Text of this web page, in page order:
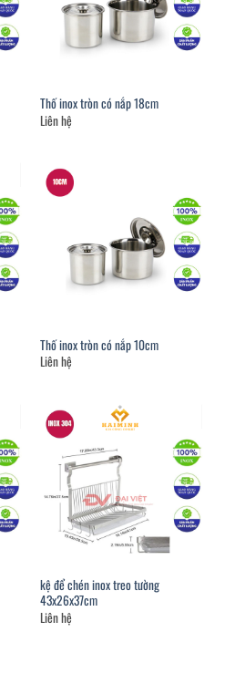
Thố inox tròn có nắp 18cm
Liên hệ
Thố inox tròn có nắp 10cm
Liên hệ
kệ để chén inox treo tường
43x26x37cm
Liên hệ